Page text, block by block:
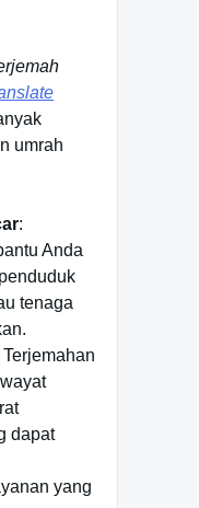
umrah
:
Anda
tenaga
Terjemahan
dapat
yang